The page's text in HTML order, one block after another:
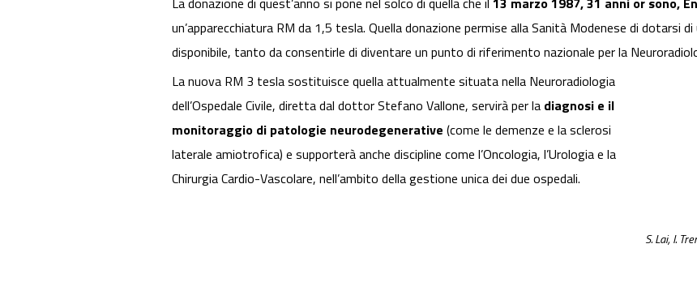
un’apparecchiatura RM da 1,5 tesla. Quella donazione permise alla Sanità Modenese di dotarsi di
disponibile, tanto da consentirle di diventare un punto di riferimento nazionale per la
S. Lai, I.
La nuova RM 3 tesla sostituisce quella attualmente situata nella Neuroradiologia
dell’Ospedale Civile, diretta dal dottor Stefano Vallone, servirà per la diagnosi e il
monitoraggio di patologie neurodegenerative (come le demenze e la sclerosi
laterale amiotrofica) e supporterà anche discipline come l’Oncologia, l’Urologia e la
Chirurgia Cardio-Vascolare, nell’ambito della gestione unica dei due ospedali.